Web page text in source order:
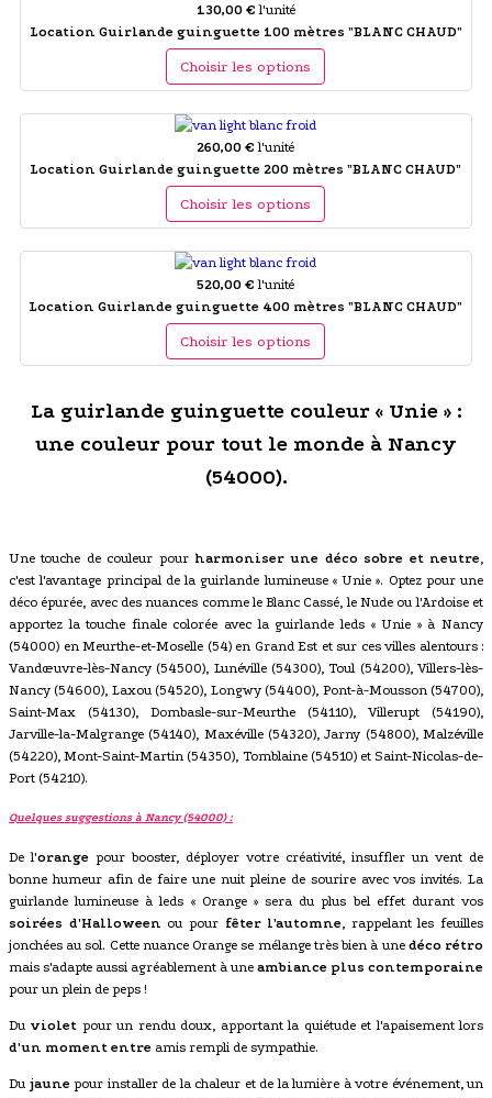
130,00 € l'unité
Location Guirlande guinguette 100 mètres "BLANC CHAUD"
Choisir les options
260,00 € l'unité
Location Guirlande guinguette 200 mètres "BLANC CHAUD"
Choisir les options
520,00 € l'unité
Location Guirlande guinguette 400 mètres "BLANC CHAUD"
Choisir les options
La guirlande guinguette couleur « Unie » :
une couleur pour tout le monde à Nancy
(54000).
Une touche de couleur pour harmoniser une déco sobre et neutre,
c'est l'avantage principal de la guirlande lumineuse « Unie ». Optez pour une
déco épurée, avec des nuances comme le Blanc Cassé, le Nude ou l'Ardoise et
apportez la touche finale colorée avec la guirlande leds « Unie » à Nancy
(54000) en Meurthe-et-Moselle (54) en Grand Est et sur ces villes alentours :
Vandœuvre-lès-Nancy (54500), Lunéville (54300), Toul (54200), Villers-lès-
Nancy (54600), Laxou (54520), Longwy (54400), Pont-à-Mousson (54700),
Saint-Max (54130), Dombasle-sur-Meurthe (54110), Villerupt (54190),
Jarville-la-Malgrange (54140), Maxéville (54320), Jarny (54800), Malzéville
(54220), Mont-Saint-Martin (54350), Tomblaine (54510) et Saint-Nicolas-de-
Port (54210).
Quelques suggestions à Nancy (54000) :
De l'orange pour booster, déployer votre créativité, insuffler un vent de
bonne humeur afin de faire une nuit pleine de sourire avec vos invités. La
guirlande lumineuse à leds « Orange » sera du plus bel effet durant vos
soirées d'Halloween ou pour fêter l'automne, rappelant les feuilles
jonchées au sol. Cette nuance Orange se mélange très bien à une déco rétro
mais s'adapte aussi agréablement à une ambiance plus contemporaine
pour un plein de peps !
Du violet pour un rendu doux, apportant la quiétude et l'apaisement lors
d'un moment entre amis rempli de sympathie.
Du jaunepour installer de la chaleur et de la lumière à votre événement, un